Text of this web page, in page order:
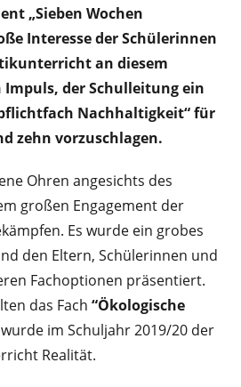
„Sieben Wochen
Interesse der Schülerinnen
an diesem
Impuls, der Schulleitung ein
Nachhaltigkeit“ für
zehn vorzuschlagen.
Ohren angesichts des
großen Engagement der
Es wurde ein grobes
den Eltern, Schülerinnen und
Fachoptionen präsentiert.
das Fach “Ökologische
wurde im Schuljahr 2019/20 der
Realität.